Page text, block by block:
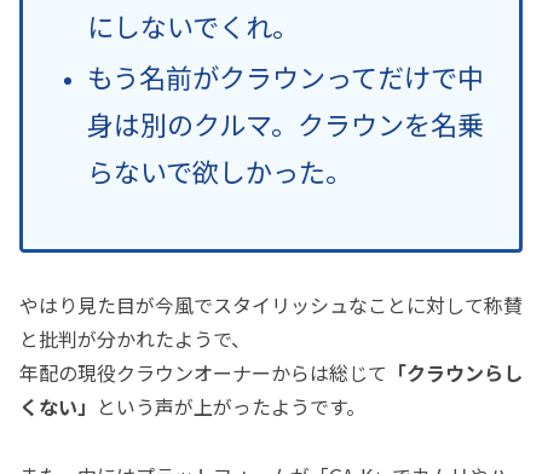
にしないでくれ。
もう名前がクラウンってだけで中
身は別のクルマ。クラウンを名乗
らないで欲しかった。
やはり見た目が今風でスタイリッシュなことに対して称賛
と批判が分かれたようで、
年配の現役クラウンオーナーからは総じて 「クラウンらし
くない」 という声が上がったようです。